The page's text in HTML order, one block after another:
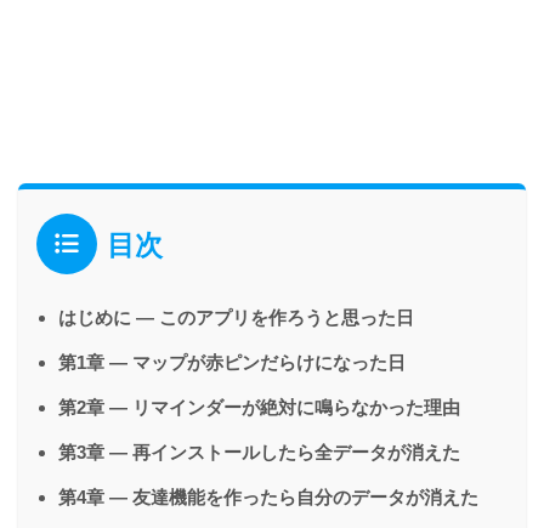
目次
はじめに — このアプリを作ろうと思った日
第1章 — マップが赤ピンだらけになった日
第2章 — リマインダーが絶対に鳴らなかった理由
第3章 — 再インストールしたら全データが消えた
第4章 — 友達機能を作ったら自分のデータが消えた